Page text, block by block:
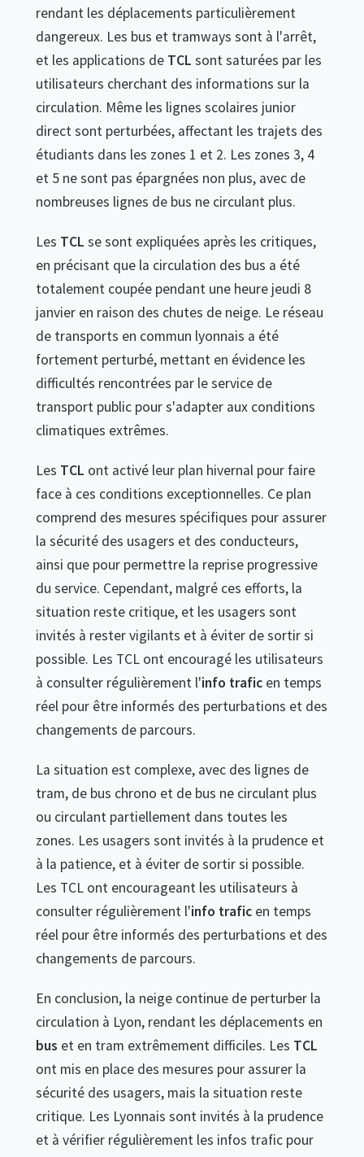
rendant les déplacements particulièrement
dangereux. Les bus et tramways sont à l'arrêt,
et les applications de TCL sont saturées par les
utilisateurs cherchant des informations sur la
circulation. Même les lignes scolaires junior
direct sont perturbées, affectant les trajets des
étudiants dans les zones 1 et 2. Les zones 3, 4
et 5 ne sont pas épargnées non plus, avec de
nombreuses lignes de bus ne circulant plus.
Les TCL se sont expliquées après les critiques,
en précisant que la circulation des bus a été
totalement coupée pendant une heure jeudi 8
janvier en raison des chutes de neige. Le réseau
de transports en commun lyonnais a été
fortement perturbé, mettant en évidence les
difficultés rencontrées par le service de
transport public pour s'adapter aux conditions
climatiques extrêmes.
Les TCL ont activé leur plan hivernal pour faire
face à ces conditions exceptionnelles. Ce plan
comprend des mesures spécifiques pour assurer
la sécurité des usagers et des conducteurs,
ainsi que pour permettre la reprise progressive
du service. Cependant, malgré ces efforts, la
situation reste critique, et les usagers sont
invités à rester vigilants et à éviter de sortir si
possible. Les TCL ont encouragé les utilisateurs
à consulter régulièrement l'info trafic en temps
réel pour être informés des perturbations et des
changements de parcours.
La situation est complexe, avec des lignes de
tram, de bus chrono et de bus ne circulant plus
ou circulant partiellement dans toutes les
zones. Les usagers sont invités à la prudence et
à la patience, et à éviter de sortir si possible.
Les TCL ont encourageant les utilisateurs à
consulter régulièrement l'info trafic en temps
réel pour être informés des perturbations et des
changements de parcours.
En conclusion, la neige continue de perturber la
circulation à Lyon, rendant les déplacements en
bus et en tram extrêmement difficiles. Les TCL
ont mis en place des mesures pour assurer la
sécurité des usagers, mais la situation reste
critique. Les Lyonnais sont invités à la prudence
et à vérifier régulièrement les infos trafic pour